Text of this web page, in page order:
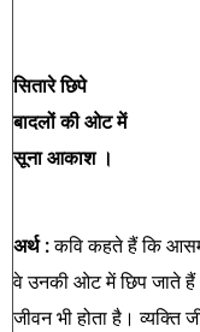
सितारे छिपे
बादलों की ओट में
सूना आकाश ।
अर्थ :कवि कहते हैं कि
वे उनकी ओट में छिप जाते हैं
जीवन भी होता है। व्यक्ति